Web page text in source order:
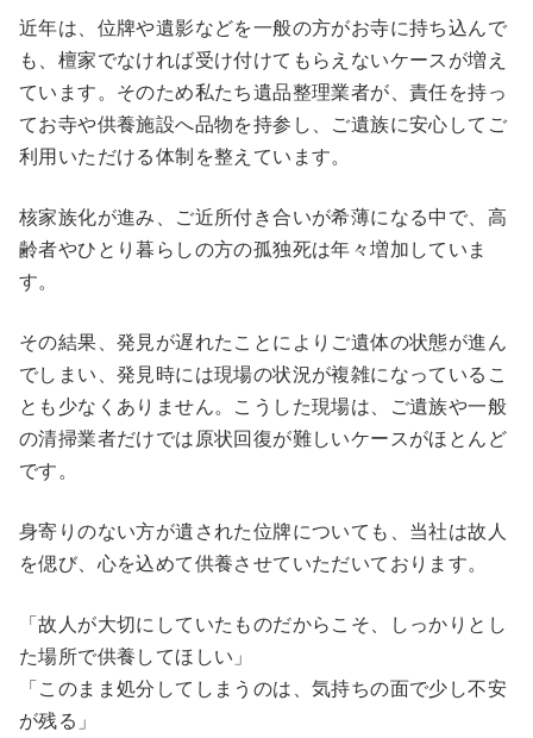
近年は、位牌や遺影などを一般の方がお寺に持ち込んで
も、檀家でなければ受け付けてもらえないケースが増え
ています。そのため私たち遺品整理業者が、責任を持っ
てお寺や供養施設へ品物を持参し、ご遺族に安心してご
利用いただける体制を整えています。
核家族化が進み、ご近所付き合いが希薄になる中で、高
齢者やひとり暮らしの方の孤独死は年々増加していま
す。
その結果、発見が遅れたことによりご遺体の状態が進ん
でしまい、発見時には現場の状況が複雑になっているこ
とも少なくありません。こうした現場は、ご遺族や一般
の清掃業者だけでは原状回復が難しいケースがほとんど
です。
身寄りのない方が遺された位牌についても、当社は故人
を偲び、心を込めて供養させていただいております。
「故人が大切にしていたものだからこそ、しっかりとし
た場所で供養してほしい」
「このまま処分してしまうのは、気持ちの面で少し不安
が残る」